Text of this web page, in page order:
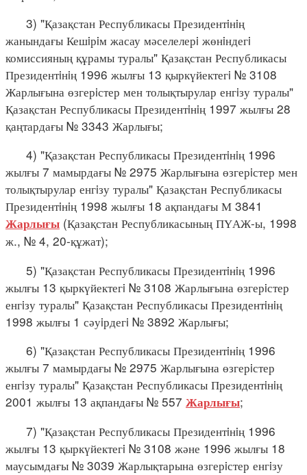
3) "Қазақстан Республикасы Президентiнiң
жанындағы Кешiрiм жасау мәселелерi жөнiндегi
комиссияның құрамы туралы" Қазақстан Республикасы
Президентiнiң 1996 жылғы 13 қыркүйектегi № 3108
Жарлығына өзгерiстер мен толықтырулар енгiзу туралы"
Қазақстан Республикасы Президентiнiң 1997 жылғы 28
қаңтардағы № 3343 Жарлығы;
4) "Қазақстан Республикасы Президентiнiң 1996
жылғы 7 мамырдағы № 2975 Жарлығына өзгерiстер мен
толықтырулар енгiзу туралы" Қазақстан Республикасы
Президентiнiң 1998 жылғы 18 ақпандағы М 3841
Жарлығы (Қазақстан Республикасының ПҮАЖ-ы, 1998
ж., № 4, 20-құжат);
5) "Қазақстан Республикасы Президентiнiң 1996
жылғы 13 қыркүйектегi № 3108 Жарлығына өзгерiстер
енгiзу туралы" Қазақстан Республикасы Президентiнiң
1998 жылғы 1 сәуiрдегi № 3892 Жарлығы;
6) "Қазақстан Республикасы Президентiнiң 1996
жылғы 7 мамырдағы № 2975 Жарлығына өзгерiстер
енгiзу туралы" Қазақстан Республикасы Президентiнiң
2001 жылғы 13 ақпандағы № 557 Жарлығы;
7) "Қазақстан Республикасы Президентiнiң 1996
жылғы 13 қыркүйектегi № 3108 және 1996 жылғы 18
маусымдағы № 3039 Жарлықтарына өзгерiстер енгiзу